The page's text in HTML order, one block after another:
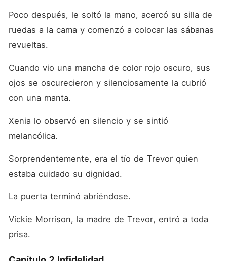
Poco después, le soltó la mano, acercó su silla de
ruedas a la cama y comenzó a colocar las sábanas
revueltas.
Cuando vio una mancha de color rojo oscuro, sus
ojos se oscurecieron y silenciosamente la cubrió
con una manta.
Xenia lo observó en silencio y se sintió
melancólica.
Sorprendentemente, era el tío de Trevor quien
estaba cuidado su dignidad.
La puerta terminó abriéndose.
Vickie Morrison, la madre de Trevor, entró a toda
prisa.